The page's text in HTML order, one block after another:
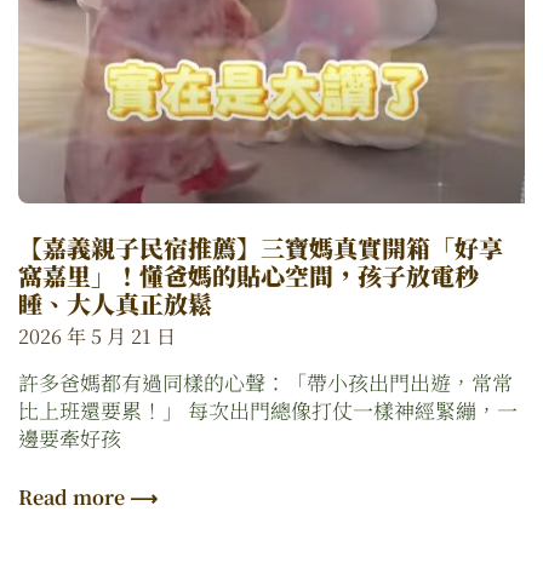
【嘉義親子民宿推薦】三寶媽真實開箱「好享
窩嘉里」！懂爸媽的貼心空間，孩子放電秒
睡、大人真正放鬆
2026 年 5 月 21 日
許多爸媽都有過同樣的心聲：「帶小孩出門出遊，常常
比上班還要累！」 每次出門總像打仗一樣神經緊繃，一
邊要牽好孩
Read more ⟶